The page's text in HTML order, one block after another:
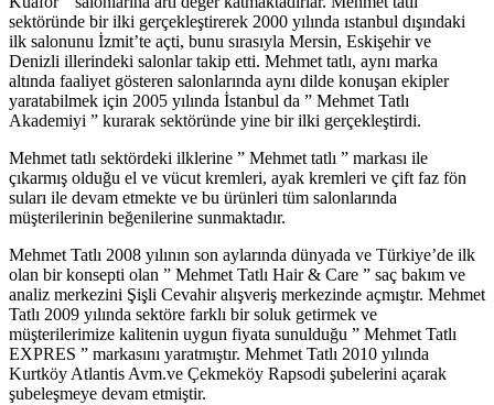
sektöründe bir ilki gerçekleştirerek 2000 yılında ıstanbul dışındaki
ilk salonunu İzmit’te açti, bunu sırasıyla Mersin, Eskişehir ve
Denizli illerindeki salonlar takip etti. Mehmet tatlı, aynı marka
altında faaliyet gösteren salonlarında aynı dilde konuşan ekipler
yaratabilmek için 2005 yılında İstanbul da ” Mehmet Tatlı
Akademiyi ” kurarak sektöründe yine bir ilki gerçekleştirdi.
Mehmet tatlı sektördeki ilklerine ” Mehmet tatlı ” markası ile
çıkarmış olduğu el ve vücut kremleri, ayak kremleri ve çift faz fön
suları ile devam etmekte ve bu ürünleri tüm salonlarında
müşterilerinin beğenilerine sunmaktadır.
Mehmet Tatlı 2008 yılının son aylarında dünyada ve Türkiye’de ilk
olan bir konsepti olan ” Mehmet Tatlı Hair & Care ” saç bakım ve
analiz merkezini Şişli Cevahir alışveriş merkezinde açmıştır. Mehmet
Tatlı 2009 yılında sektöre farklı bir soluk getirmek ve
müşterilerimize kalitenin uygun fiyata sunulduğu ” Mehmet Tatlı
EXPRES ” markasını yaratmıştır. Mehmet Tatlı 2010 yılında
Kurtköy Atlantis Avm.ve Çekmeköy Rapsodi şubelerini açarak
şubeleşmeye devam etmiştir.